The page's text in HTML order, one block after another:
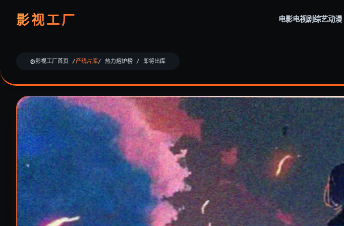
影视工厂 电影电视剧综艺动漫
影视工厂首页 /产线片库/ 热力熔炉榜 / 即将出库